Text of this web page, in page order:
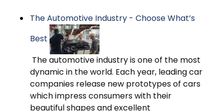
The Automotive Industry - Choose What’s
Best
The automotive industry is one of the most
dynamic in the world. Each year, leading car
companies release new prototypes of cars
which impress consumers with their
beautiful shapes and excellent